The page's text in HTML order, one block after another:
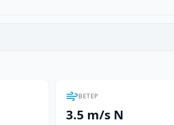
ВЕТЕР
3.5 m/s N